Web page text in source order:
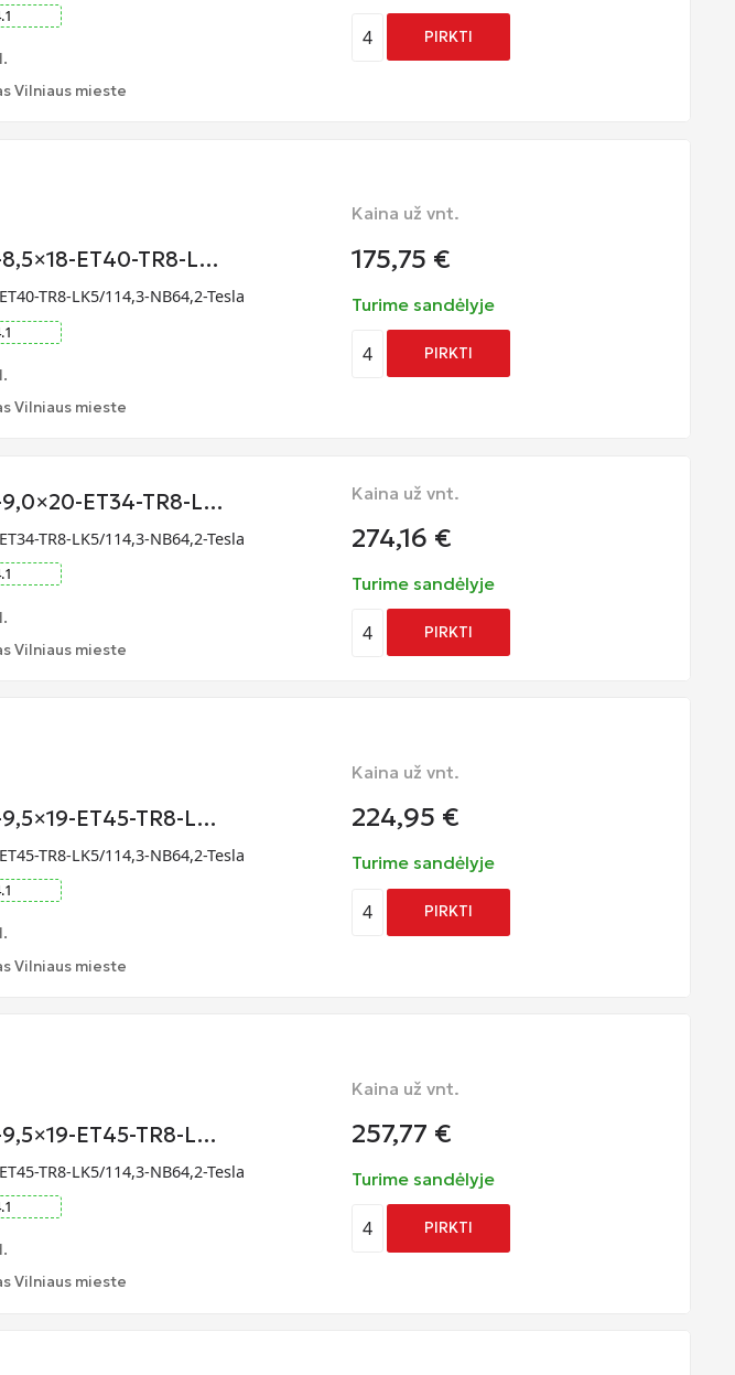
Vilniaus mieste
4 PIRKTI
ET40-TR8-L…
TR8-LK5/114,3-NB64,2-Tesla
Vilniaus mieste
Kaina už vnt.
175,75 €
Turime sandėlyje
4 PIRKTI
ET34-TR8-L…
TR8-LK5/114,3-NB64,2-Tesla
Vilniaus mieste
Kaina už vnt.
274,16 €
Turime sandėlyje
4 PIRKTI
ET45-TR8-L…
TR8-LK5/114,3-NB64,2-Tesla
Vilniaus mieste
Kaina už vnt.
224,95 €
Turime sandėlyje
4 PIRKTI
ET45-TR8-L…
TR8-LK5/114,3-NB64,2-Tesla
Vilniaus mieste
Kaina už vnt.
257,77 €
Turime sandėlyje
4 PIRKTI